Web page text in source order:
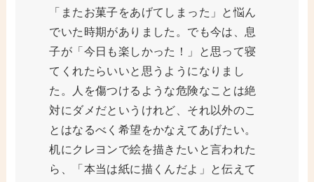
「またお菓子をあげてしまった」と悩ん
でいた時期がありました。でも今は、息
子が「今日も楽しかった！」と思って寝
てくれたらいいと思うようになりまし
た。人を傷つけるような危険なことは絶
対にダメだというけれど、それ以外のこ
とはなるべく希望をかなえてあげたい。
机にクレヨンで絵を描きたいと言われた
ら、「本当は紙に描くんだよ」と伝えて